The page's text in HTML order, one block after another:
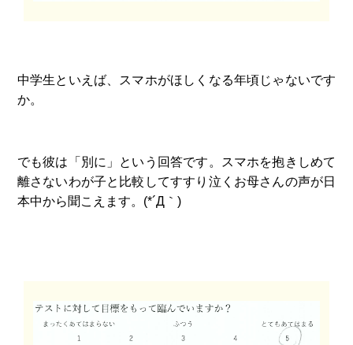
中学生といえば、スマホがほしくなる年頃じゃないです
か。
でも彼は「別に」という回答です。スマホを抱きしめて
離さないわが子と比較してすすり泣くお母さんの声が日
本中から聞こえます。(*´Д｀)